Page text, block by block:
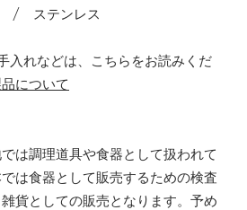
ステンレス
入れなどは、こちらをお読みくだ
について
は調理道具や食器として扱われて
は食器として販売するための検査
貨としての販売となります。予め